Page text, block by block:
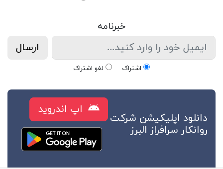
خبرنامه
ارسال
اشتراک لغو اشتراک
دانلود اپلیکیشن شرکت
روانکار سرافراز البرز
اپ اندروید